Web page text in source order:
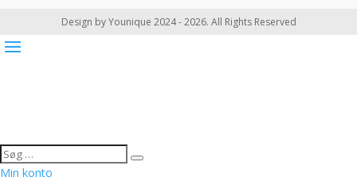
Design by Younique 2024 - 2026. All Rights Reserved
Min konto